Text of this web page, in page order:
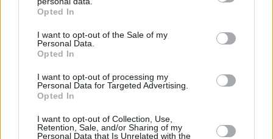
grant or deny consent to Google and its third-party tags to
use your data for below specified purposes in below Google
consent section.
Opted In
I want to opt-out of the Sale of my
Personal Data.
Opted In
I want to opt-out of processing my
Personal Data for Targeted Advertising.
Opted In
I want to opt-out of Collection, Use,
Retention, Sale, and/or Sharing of my
Personal Data that Is Unrelated with the
τους θέλεις.
GRESEX.ONLINE
13.03.2026, 05:18
4 8 6 7 Κάποιοι μπαίνουν απλώς από περιέργεια και
τελικά μένουν για τις ενδιαφέρουσες συζητήσεις. Η
διαδικασία είναι απλή: βλέπεις ποιος είναι ενεργός,
στέλνεις μήνυμα και αρχίζεις να γνωρίζεις τον άλλον